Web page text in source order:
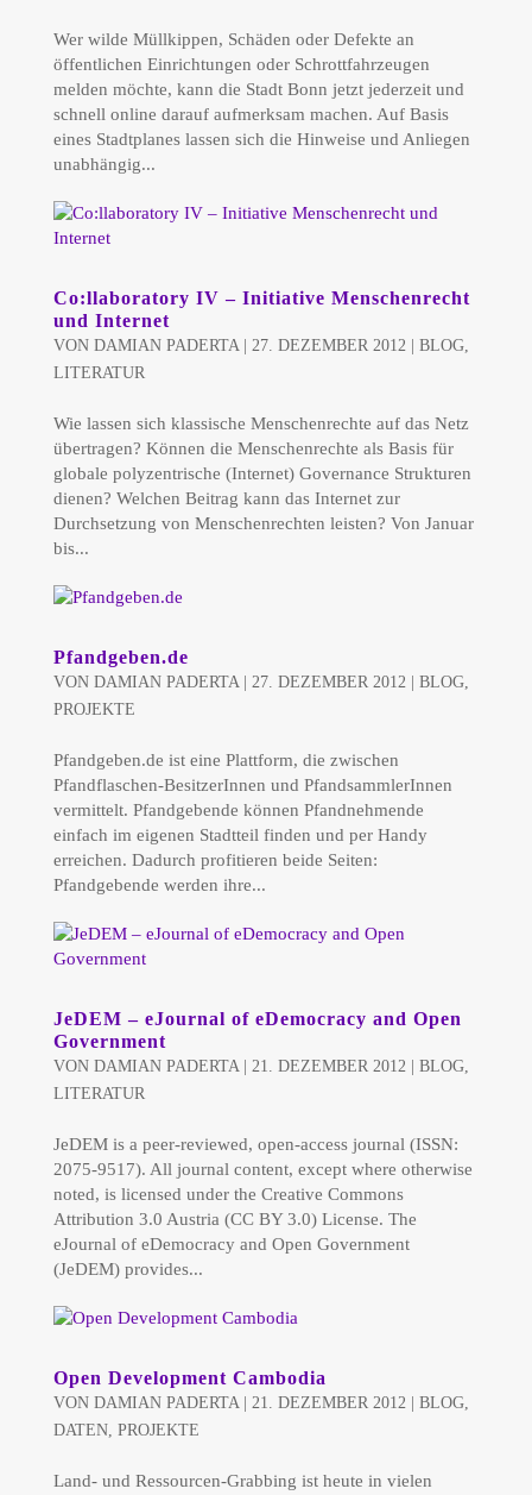
Wer wilde Müllkippen, Schäden oder Defekte an
öffentlichen Einrichtungen oder Schrottfahrzeugen
melden möchte, kann die Stadt Bonn jetzt jederzeit und
schnell online darauf aufmerksam machen. Auf Basis
eines Stadtplanes lassen sich die Hinweise und Anliegen
unabhängig...
Co:llaboratory IV – Initiative Menschenrecht
und Internet
VON DAMIAN PADERTA| 27. DEZEMBER 2012| BLOG,
LITERATUR
Wie lassen sich klassische Menschenrechte auf das Netz
übertragen? Können die Menschenrechte als Basis für
globale polyzentrische (Internet) Governance Strukturen
dienen? Welchen Beitrag kann das Internet zur
Durchsetzung von Menschenrechten leisten? Von Januar
bis...
Pfandgeben.de
VON DAMIAN PADERTA| 27. DEZEMBER 2012| BLOG,
PROJEKTE
Pfandgeben.de ist eine Plattform, die zwischen
Pfandflaschen-BesitzerInnen und PfandsammlerInnen
vermittelt. Pfandgebende können Pfandnehmende
einfach im eigenen Stadtteil finden und per Handy
erreichen. Dadurch profitieren beide Seiten:
Pfandgebende werden ihre...
JeDEM – eJournal of eDemocracy and Open
Government
VON DAMIAN PADERTA| 21. DEZEMBER 2012| BLOG,
LITERATUR
JeDEM is a peer-reviewed, open-access journal (ISSN:
2075-9517). All journal content, except where otherwise
noted, is licensed under the Creative Commons
Attribution 3.0 Austria (CC BY 3.0) License. The
eJournal of eDemocracy and Open Government
(JeDEM) provides...
Open Development Cambodia
VON DAMIAN PADERTA| 21. DEZEMBER 2012| BLOG,
DATEN, PROJEKTE
Land- und Ressourcen-Grabbing ist heute in vielen